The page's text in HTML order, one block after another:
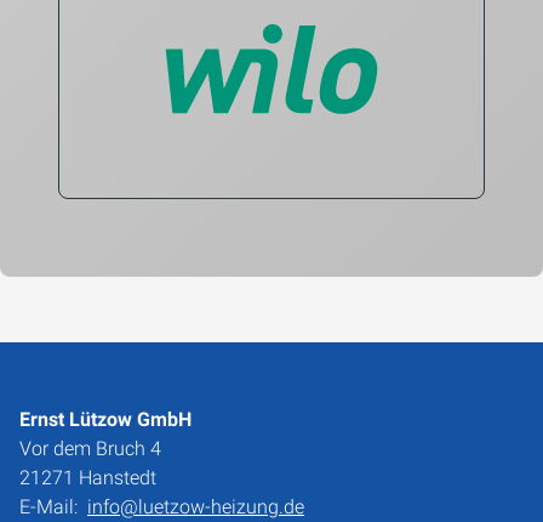
Ernst Lützow GmbH
Vor dem Bruch 4
21271 Hanstedt
E-Mail: info@luetzow-heizung.de